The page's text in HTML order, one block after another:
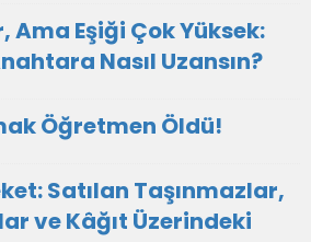
Ama Eşiği Çok Yüksek:
Nasıl Uzansın?
Öğretmen Öldü!
Satılan Taşınmazlar,
ve Kâğıt Üzerindeki